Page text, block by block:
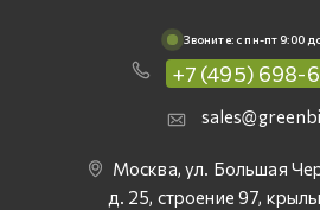
Звоните: c пн-пт 9:00
+7 (495) 698-
Москва, ул. Большая
д. 25, строение 97,